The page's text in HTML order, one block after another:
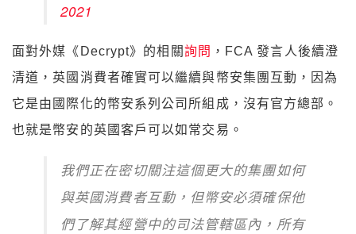
2021
面對外媒《Decrypt》的相關詢問 ，FCA 發言人後續澄
清道，英國消費者確實可以繼續與幣安集團互動，因為
它是由國際化的幣安系列公司所組成，沒有官方總部。
也就是幣安的英國客戶可以如常交易。
我們正在密切關注這個更大的集團如何
與英國消費者互動，但幣安必須確保他
們了解其經營中的司法管轄區內，所有